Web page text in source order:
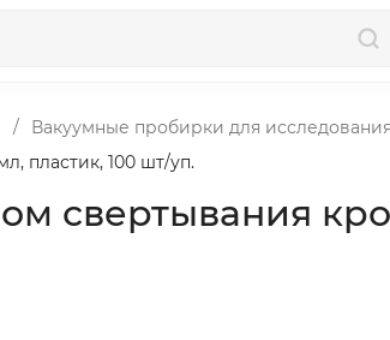
/
Вакуумные пробирки для
пластик, 100 шт/уп.
свертывания